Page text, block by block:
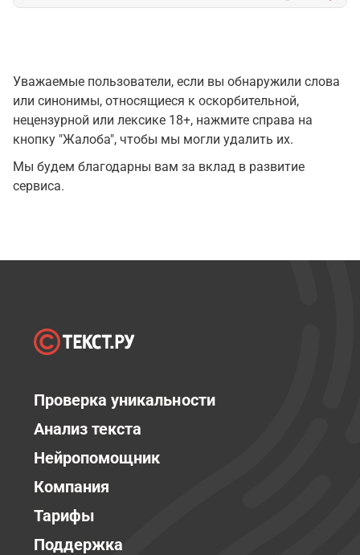
Уважаемые пользователи, если вы обнаружили слова
или синонимы, относящиеся к оскорбительной,
нецензурной или лексике 18+, нажмите справа на
кнопку "Жалоба", чтобы мы могли удалить их.
Мы будем благодарны вам за вклад в развитие
сервиса.
Проверка уникальности
Анализ текста
Нейропомощник
Компания
Тарифы
Поддержка